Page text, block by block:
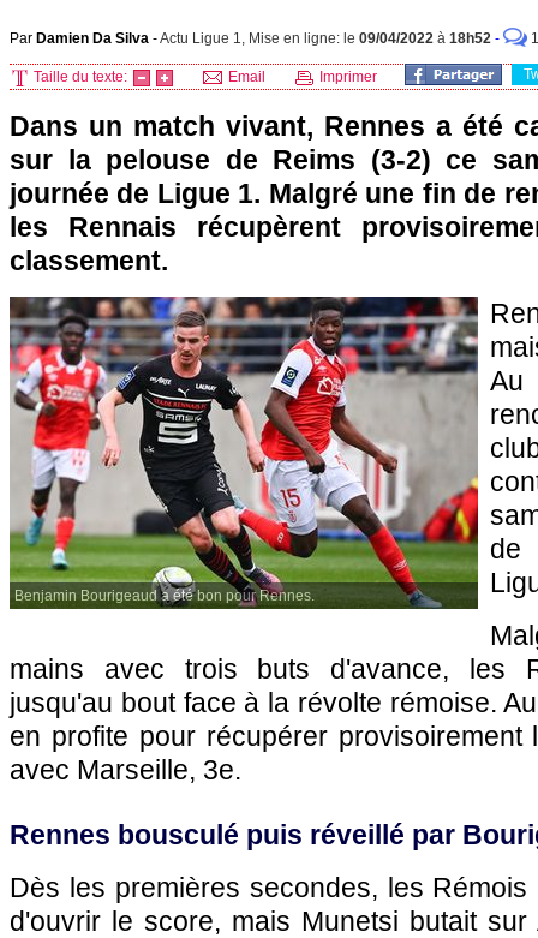
Par Damien Da Silva -Actu Ligue 1, Mise en ligne: le 09/04/2022 à 18h52 - 1
Taille du texte: Email Imprimer
Dans un match vivant, Rennes a été
sur la pelouse de Reims (3-2) ce
journée de Ligue 1. Malgré une fin de
les Rennais récupèrent
classement.
Benjamin Bourigeaud a été bon pour Rennes.
de
mains avec trois buts d'avance, les
jusqu'au bout face à la révolte rémoise.
en profite pour récupérer
avec Marseille, 3e.
Rennes bousculé puis réveillé par
Dès les premières secondes, les
d'ouvrir le score, mais Munetsi butait sur